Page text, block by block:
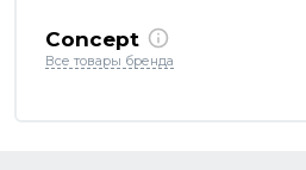
Concept
Все товары бренда